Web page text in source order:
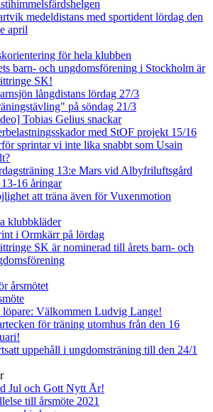
medeldistans med sportident lördag den
april
för hela klubben
barn- och ungdomsförening i Stockholm är
SK!
långdistans lördag 27/3
på söndag 21/3
Tobias Gelius snackar
med StOF projekt 15/16
sprintar vi inte lika snabbt som Usain
13:e Mars vid Albyfriluftsgård
16 åringar
att träna även för Vuxenmotion
klubbkläder
i Ormkärr på lördag
SK är nominerad till årets barn- och
årsmötet
Välkommen Ludvig Lange!
för träning utomhus från den 16
uppehåll i ungdomsträning till den 24/1
Jul och Gott Nytt År!
till årsmöte 2021